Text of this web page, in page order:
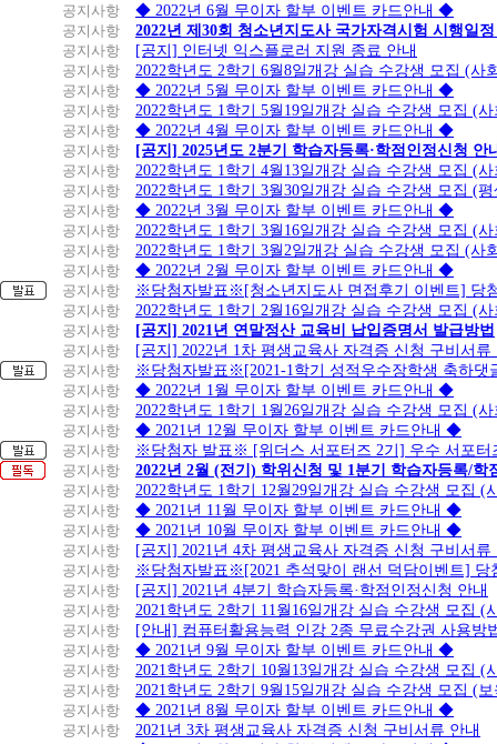
공지사항
◆ 2022년 6월 무이자 할부 이벤트 카드안내 ◆
공지사항
2022년 제30회 청소년지도사 국가자격시험 시행일
공지사항
[공지] 인터넷 익스플로러 지원 종료 안내
공지사항
2022학년도 2학기 6월8일개강 실습 수강생 모집 (사
공지사항
◆ 2022년 5월 무이자 할부 이벤트 카드안내 ◆
공지사항
2022학년도 1학기 5월19일개강 실습 수강생 모집 (
공지사항
◆ 2022년 4월 무이자 할부 이벤트 카드안내 ◆
공지사항
[공지] 2025년도 2분기 학습자등록·학점인정신청 안
공지사항
2022학년도 1학기 4월13일개강 실습 수강생 모집 (
공지사항
2022학년도 1학기 3월30일개강 실습 수강생 모집 (
공지사항
◆ 2022년 3월 무이자 할부 이벤트 카드안내 ◆
공지사항
2022학년도 1학기 3월16일개강 실습 수강생 모집 (
공지사항
2022학년도 1학기 3월2일개강 실습 수강생 모집 (사
공지사항
◆ 2022년 2월 무이자 할부 이벤트 카드안내 ◆
공지사항
※당첨자발표※[청소년지도사 면접후기 이벤트] 당
공지사항
2022학년도 1학기 2월16일개강 실습 수강생 모집 (
공지사항
[공지] 2021년 연말정산 교육비 납입증명서 발급방법
공지사항
[공지] 2022년 1차 평생교육사 자격증 신청 구비서류
공지사항
※당첨자발표※[2021-1학기 성적우수장학생 축하댓
공지사항
◆ 2022년 1월 무이자 할부 이벤트 카드안내 ◆
공지사항
2022학년도 1학기 1월26일개강 실습 수강생 모집 (
공지사항
◆ 2021년 12월 무이자 할부 이벤트 카드안내 ◆
공지사항
※당첨자 발표※ [위더스 서포터즈 2기] 우수 서포터
공지사항
2022년 2월 (전기) 학위신청 및 1분기 학습자등록/학
공지사항
2022학년도 1학기 12월29일개강 실습 수강생 모집 (
공지사항
◆ 2021년 11월 무이자 할부 이벤트 카드안내 ◆
공지사항
◆ 2021년 10월 무이자 할부 이벤트 카드안내 ◆
공지사항
[공지] 2021년 4차 평생교육사 자격증 신청 구비서류
공지사항
※당첨자발표※[2021 추석맞이 랜선 덕담이벤트] 당
공지사항
[공지] 2021년 4분기 학습자등록·학점인정신청 안내
공지사항
2021학년도 2학기 11월16일개강 실습 수강생 모집 (
공지사항
[안내] 컴퓨터활용능력 인강 2종 무료수강권 사용방
공지사항
◆ 2021년 9월 무이자 할부 이벤트 카드안내 ◆
공지사항
2021학년도 2학기 10월13일개강 실습 수강생 모집 (
공지사항
2021학년도 2학기 9월15일개강 실습 수강생 모집 (
공지사항
◆ 2021년 8월 무이자 할부 이벤트 카드안내 ◆
공지사항
2021년 3차 평생교육사 자격증 신청 구비서류 안내